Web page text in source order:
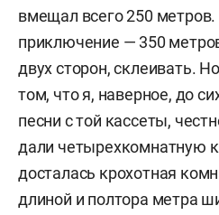
вмещал всего 250
приключение — 350
двух сторон, склеивать.
том, что я, наверное, до
песни с той кассеты,
дали четырехкомнатную
досталась крохотная
длиной и полтора метра